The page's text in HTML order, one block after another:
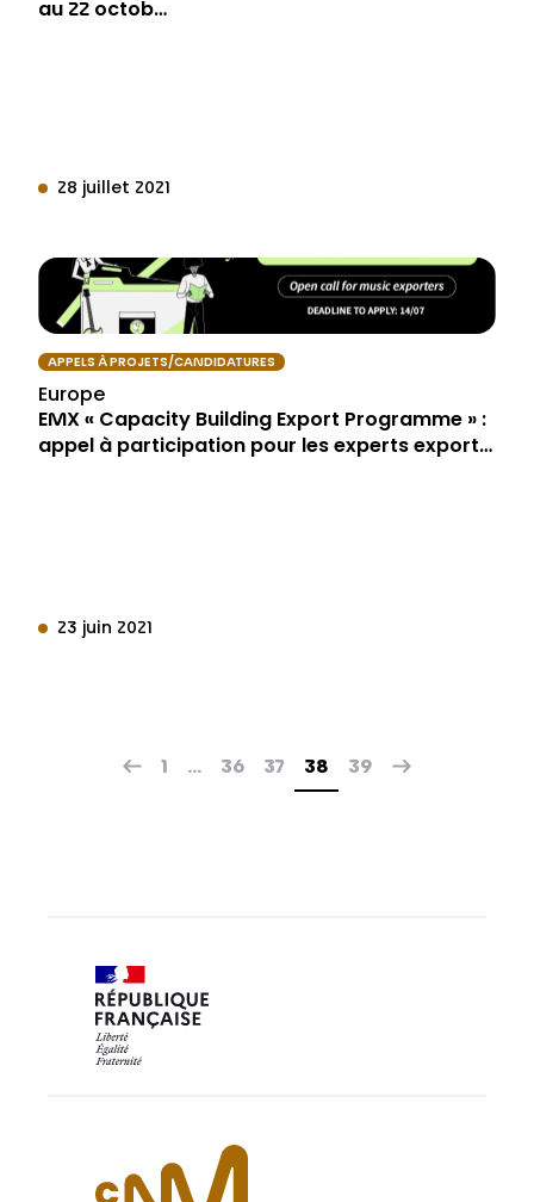
au 22 octob…
28 juillet 2021
APPELS À PROJETS/CANDIDATURES
Europe
EMX « Capacity Building Export Programme » :
appel à participation pour les experts export…
23 juin 2021
1 … 36 37 38 39